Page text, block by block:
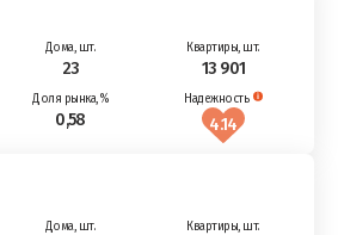
23 13 901
0,58 4.14